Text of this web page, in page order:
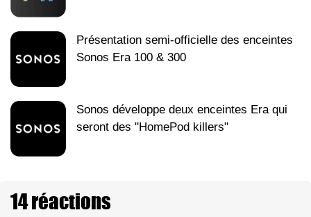
Présentation semi-officielle des enceintes
Sonos Era 100 & 300
Sonos développe deux enceintes Era qui
seront des "HomePod killers"
14 réactions